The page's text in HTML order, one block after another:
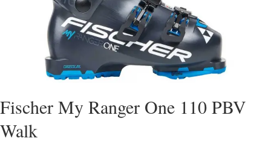
Fischer My Ranger One 110 PBV
Walk